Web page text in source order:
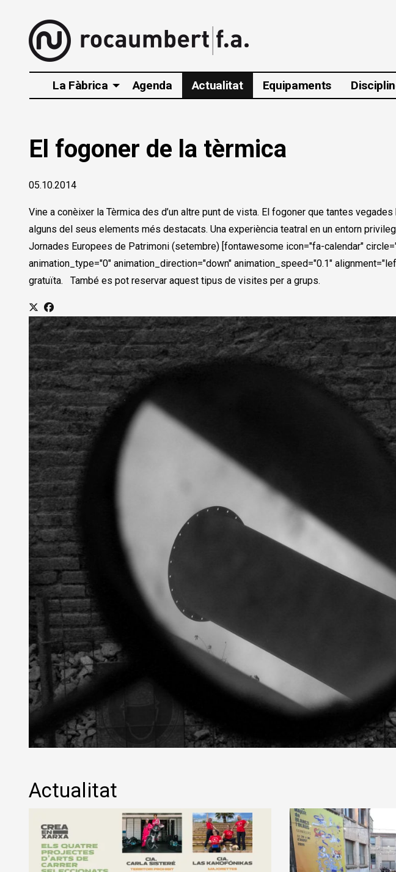
La Fàbrica Agenda Actualitat Equipaments
El fogoner de la tèrmica
05.10.2014
Vine a conèixer la Tèrmica des d’un altre punt de vista. El fogoner que tantes
alguns del seus elements més destacats. Una experiència teatral en un entorn
Jornades Europees de Patrimoni (setembre) [fontawesome icon="fa-calendar"
animation_type="0" animation_direction="down" animation_speed="0.1"
gratuïta. També es pot reservar aquest tipus de visites per a grups.
Actualitat